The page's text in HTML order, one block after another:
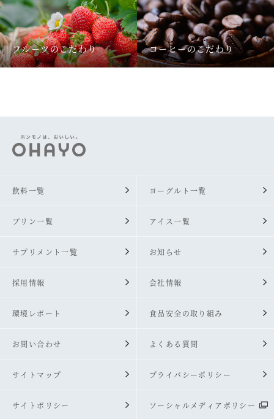
フルーツのこだわり コーヒーのこだわり
飲料一覧 ヨーグルト一覧
プリン一覧 アイス一覧
サプリメント一覧 お知らせ
採用情報 会社情報
環境レポート 食品安全の取り組み
お問い合わせ よくある質問
サイトマップ プライバシーポリシー
サイトポリシー ソーシャルメディアポリシー